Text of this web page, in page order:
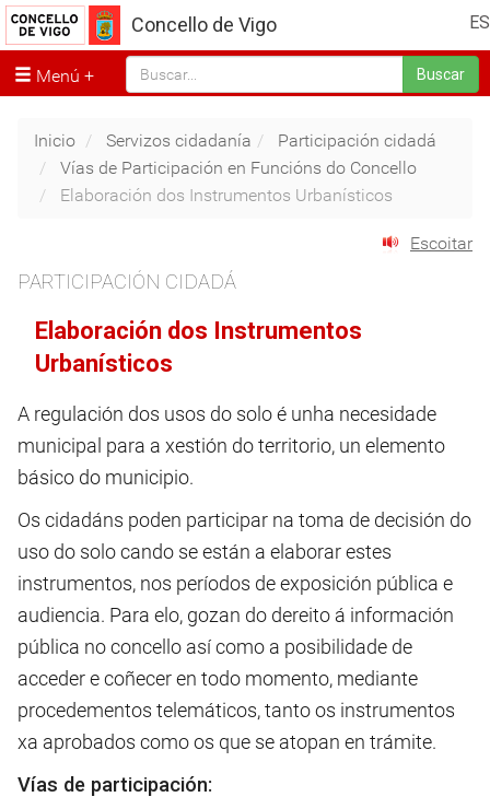
ES
Concello de Vigo
Menú Buscar
Inicio Servizos cidadanía
Participación cidadá
Vías de Participación en Funcións do Concello
Elaboración dos Instrumentos Urbanísticos
Escoitar
PARTICIPACIÓN CIDADÁ
Elaboración dos Instrumentos
Urbanísticos
A regulación dos usos do solo é unha necesidade
municipal para a xestión do territorio, un elemento
básico do municipio.
Os cidadáns poden participar na toma de decisión do
uso do solo cando se están a elaborar estes
instrumentos, nos períodos de exposición pública e
audiencia. Para elo, gozan do dereito á información
pública no concello así como a posibilidade de
acceder e coñecer en todo momento, mediante
procedementos telemáticos, tanto os instrumentos
xa aprobados como os que se atopan en trámite.
Vías de participación: